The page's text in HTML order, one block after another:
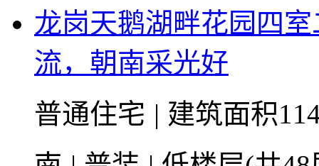
龙岗天鹅湖畔花园四
流，朝南采光好
普通住宅 | 建筑面积